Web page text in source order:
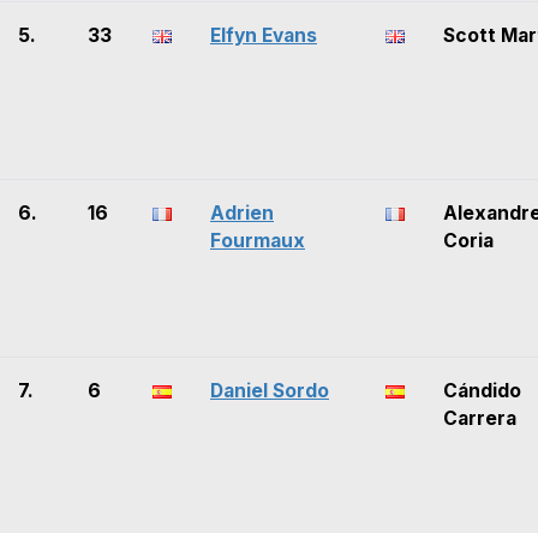
5. 33 Elfyn Evans Scott
6. 16
Adrien
Fourmaux
Coria
7. 6 Daniel Sordo
Cándido
Carrera